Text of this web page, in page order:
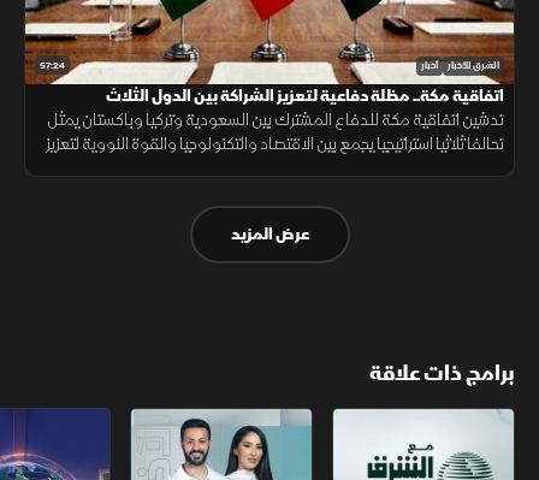
57:24 الشرق للأخبار أخبار
اتفاقية مكة.. مظلة دفاعية لتعزيز الشراكة بين الدول الثلاث
تدشين اتفاقية مكة للدفاع المشترك بين السعودية وتركيا وباكستان يمثل
تحالفا ثلاثيا استراتيجيا يجمع بين الاقتصاد والتكنولوجيا والقوة النووية لتعزيز
عرض المزيد
برامج ذات علاقة
مع الشرق الأوسط الخبر الآخر تقارير الشرق